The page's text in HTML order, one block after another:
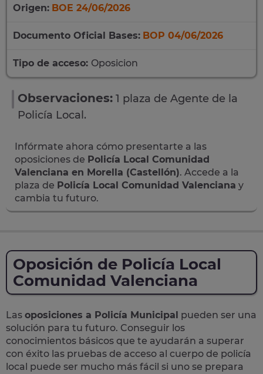
Origen: BOE 24/06/2026
Documento Oficial Bases: BOP 04/06/2026
Tipo de acceso: Oposicion
Observaciones: 1 plaza de Agente de la
Policía Local.
Infórmate ahora cómo presentarte a las
oposiciones de Policía Local Comunidad
Valenciana en Morella (Castellón). Accede a la
plaza de Policía Local Comunidad Valenciana y
cambia tu futuro.
Oposición de Policía Local
Comunidad Valenciana
Las oposiciones a Policía Municipal pueden ser una
solución para tu futuro. Conseguir los
conocimientos básicos que te ayudarán a superar
con éxito las pruebas de acceso al cuerpo de policía
local puede ser mucho más fácil si uno se prepara